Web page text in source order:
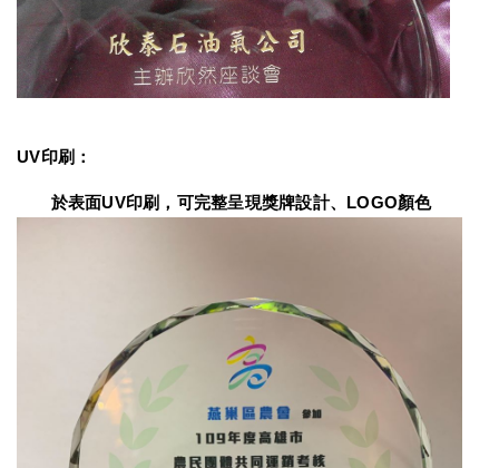
UV印刷：
於表面UV印刷，可完整呈現獎牌設計、LOGO顏色